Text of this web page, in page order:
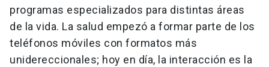
programas especializados para distintas áreas
de la vida. La salud empezó a formar parte de los
teléfonos móviles con formatos más
unidereccionales; hoy en día, la interacción es la